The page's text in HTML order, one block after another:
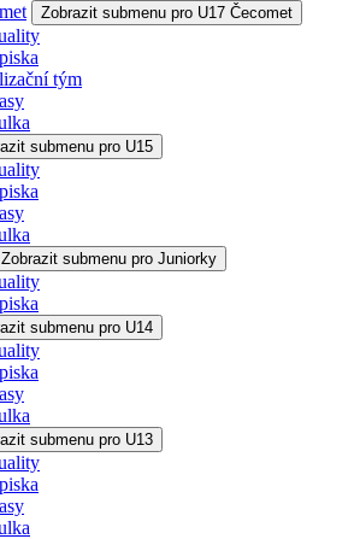
Zobrazit submenu pro U17 Čecomet
tým
submenu pro U15
Zobrazit submenu pro Juniorky
submenu pro U14
submenu pro U13